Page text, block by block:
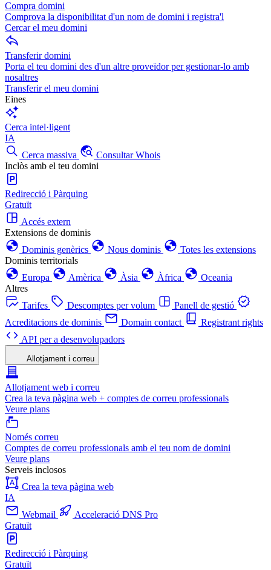
Compra domini
Comprova la disponibilitat d'un nom de domini i registra'l
Cercar el meu domini
Transferir domini
Porta el teu domini des d'un altre proveïdor per gestionar-lo amb
nosaltres
Transferir el meu domini
Eines
Cerca intel·ligent
IA
Cerca massiva
Consultar Whois
Inclòs amb el teu domini
Redirecció i Pàrquing
Gratuït
Accés extern
Extensions de dominis
Dominis genèrics
Nous dominis
Totes les extensions
Dominis territorials
Europa
Amèrica Àsia Àfrica
Oceania
Altres
Tarifes
Descomptes per volum
Panell de gestió
Acreditacions de dominis
Domain contact
Registrant rights
API per a desenvolupadors
Allotjament i correu
Allotjament web i correu
Crea la teva pàgina web + comptes de correu professionals
Veure plans
Només correu
Comptes de correu professionals amb el teu nom de domini
Veure plans
Serveis inclosos
Crea la teva pàgina web
IA
Webmail
Acceleració DNS Pro
Gratuït
Redirecció i Pàrquing
Gratuït